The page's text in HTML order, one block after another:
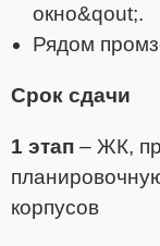
окно&qout;.
Рядом
Срок сдачи
1 этап – ЖК,
корпусов